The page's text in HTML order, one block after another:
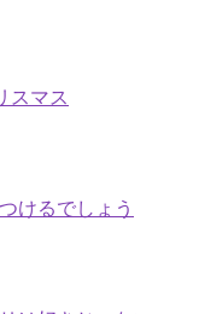
スマス
けるでしょう